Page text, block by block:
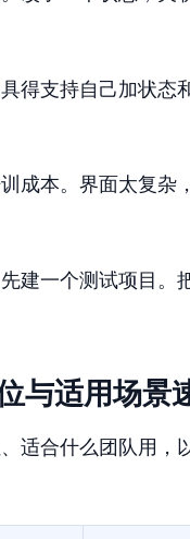
得支持自己加状态
成本。界面太复杂
建一个测试项目。
与适用场景
适合什么团队用，